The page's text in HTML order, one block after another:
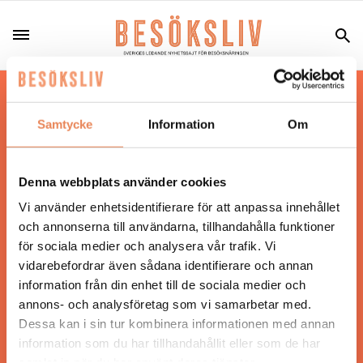
Samtycke Information Om
Denna webbplats använder cookies
Vi använder enhetsidentifierare för att anpassa innehållet
och annonserna till användarna, tillhandahålla funktioner
för sociala medier och analysera vår trafik. Vi
vidarebefordrar även sådana identifierare och annan
information från din enhet till de sociala medier och
annons- och analysföretag som vi samarbetar med.
Dessa kan i sin tur kombinera informationen med annan
information som du har tillhandahållit eller som de har
Hos oss läser du landets mest uppdaterade
nyheter och snackisar inom besöksnäringen.
Besöksliv i sin tryckta form är ett affärsmagasin
Tidningen ges ut avVisita
ANSVARIG UTGIVARE
Jonas Siljhammar
UPPHOVSRÄTT